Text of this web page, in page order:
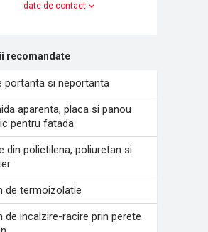
date de contact
recomandate
portanta si neportanta
aparenta, placa si panou
pentru fatada
din polietilena, poliuretan si
de termoizolatie
de incalzire-racire prin perete